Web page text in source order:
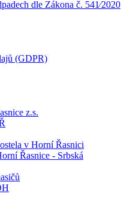
dle Zákona č. 541⁄2020
(GDPR)
z.s.
v Horní Řasnici
Řasnice - Srbská